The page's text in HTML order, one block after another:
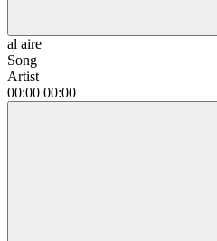
al aire
Song
Artist
00:00 00:00